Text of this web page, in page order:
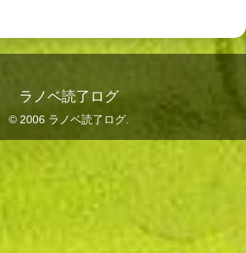
ラノベ読了ログ
© 2006 ラノベ読了ログ.